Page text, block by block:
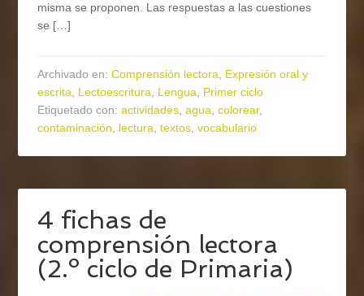
misma se proponen. Las respuestas a las cuestiones
se […]
Archivado en:Comprensión lectora, Expresión oral y
escrita, Lectoescritura, Lengua, Primer ciclo
Etiquetado con:actividades,agua,colorear,
contaminación, lectura,textos,vocabulario
4 fichas de
comprensión lectora
(2.º ciclo de Primaria)